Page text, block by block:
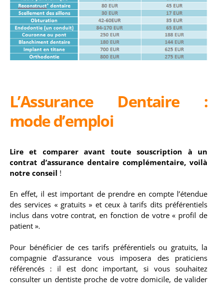
L’Assurance Dentaire :
mode d’emploi
Lire et comparer avant toute souscription à un
contrat d’assurance dentaire complémentaire, voilà
notre conseil !
En effet, il est important de prendre en compte l’étendue
des services « gratuits » et ceux à tarifs dits préférentiels
inclus dans votre contrat, en fonction de votre « profil de
patient ».
Pour bénéficier de ces tarifs préférentiels ou gratuits, la
compagnie d’assurance vous imposera des praticiens
référencés : il est donc important, si vous souhaitez
consulter un dentiste proche de votre domicile, de valider